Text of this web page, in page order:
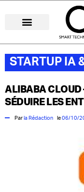
STARTUP IA
ALIBABA CLOUD
SÉDUIRE LES
Par la Rédaction le06/10/